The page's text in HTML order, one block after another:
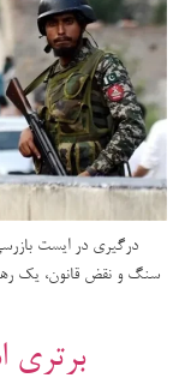
درگیری در ایست
سنگ و نقض قانون، یک
برتری